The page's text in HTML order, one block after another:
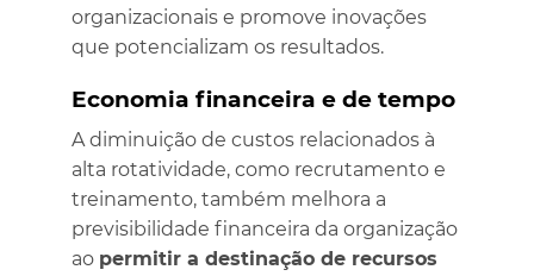
organizacionais e promove inovações
que potencializam os resultados.
Economia financeira e de tempo
A diminuição de custos relacionados à
alta rotatividade, como recrutamento e
treinamento, também melhora a
previsibilidade financeira da organização
ao permitir a destinação de recursos